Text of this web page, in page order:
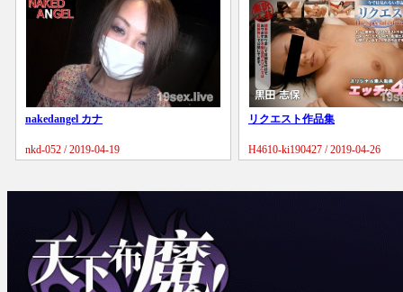
nakedangel カナ
nkd-052 / 2019-04-19
リクエスト作品集
H4610-ki190427 / 2019-04-26